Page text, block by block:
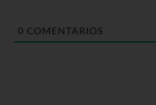
0 COMENTARIOS